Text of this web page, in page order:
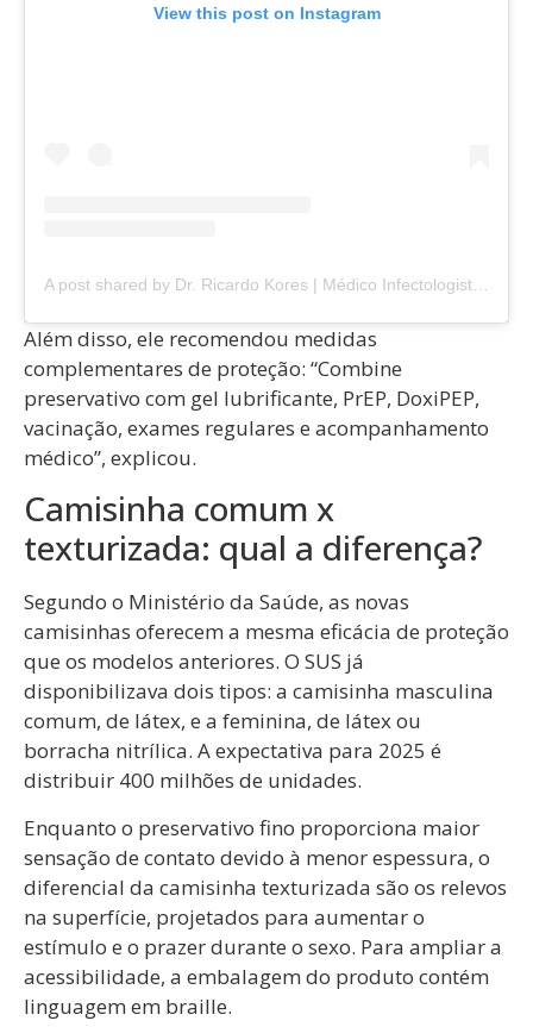
View this post on Instagram
Além disso, ele recomendou medidas
complementares de proteção: “Combine
preservativo com gel lubrificante, PrEP, DoxiPEP,
vacinação, exames regulares e acompanhamento
médico”, explicou.
Camisinha comum x
texturizada: qual a diferença?
Segundo o Ministério da Saúde, as novas
camisinhas oferecem a mesma eficácia de proteção
que os modelos anteriores. O SUS já
disponibilizava dois tipos: a camisinha masculina
comum, de látex, e a feminina, de látex ou
borracha nitrílica. A expectativa para 2025 é
distribuir 400 milhões de unidades.
Enquanto o preservativo fino proporciona maior
sensação de contato devido à menor espessura, o
diferencial da camisinha texturizada são os relevos
na superfície, projetados para aumentar o
estímulo e o prazer durante o sexo. Para ampliar a
acessibilidade, a embalagem do produto contém
linguagem em braille.